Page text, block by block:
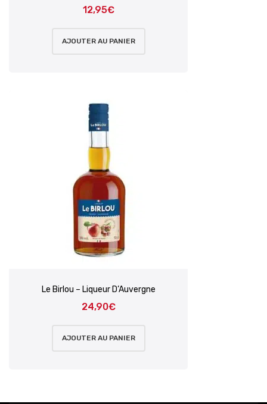
12,95€
AJOUTER AU PANIER
Le Birlou – Liqueur D’Auvergne
24,90€
AJOUTER AU PANIER